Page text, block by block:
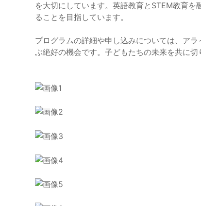
を大切にしています。英語教育とSTEM教育
ることを目指しています。
プログラムの詳細や申し込みについては、ア
ぶ絶好の機会です。子どもたちの未来を共に切